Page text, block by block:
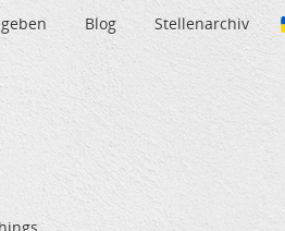
Blog Stellenarchiv